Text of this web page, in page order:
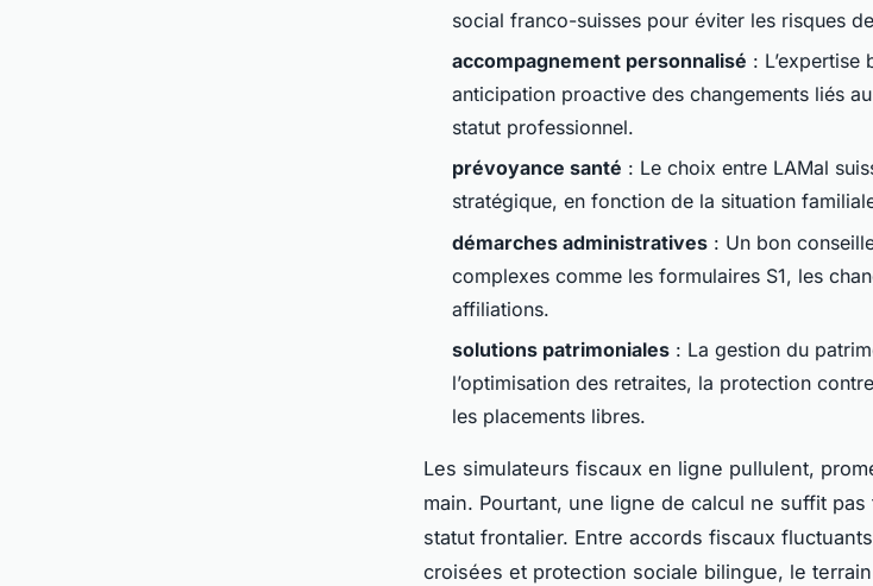
social franco-suisses pour éviter les risques
accompagnement personnalisé : L’expertise
anticipation proactive des changements liés
statut professionnel.
prévoyance santé : Le choix entre LAMal
stratégique, en fonction de la situation
démarches administratives : Un bon
complexes comme les formulaires S1, les
affiliations.
solutions patrimoniales : La gestion du
l’optimisation des retraites, la protection
les placements libres.
Les simulateurs fiscaux en ligne pullulent,
main. Pourtant, une ligne de calcul ne suffit
statut frontalier. Entre accords fiscaux
croisées et protection sociale bilingue, le